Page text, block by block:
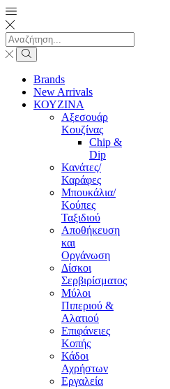
Search
input
Search
Brands
New Arrivals
ΚΟΥΖΙΝΑ
Αξεσουάρ
Κουζίνας
Chip &
Dip
Κανάτες/
Καράφες
Μπουκάλια/
Κούπες
Ταξιδιού
Αποθήκευση
και
Οργάνωση
Δίσκοι
Σερβιρίσματος
Μύλοι
Πιπεριού &
Αλατιού
Επιφάνειες
Κοπής
Κάδοι
Αχρήστων
Εργαλεία